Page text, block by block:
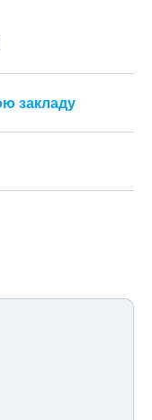
закладу